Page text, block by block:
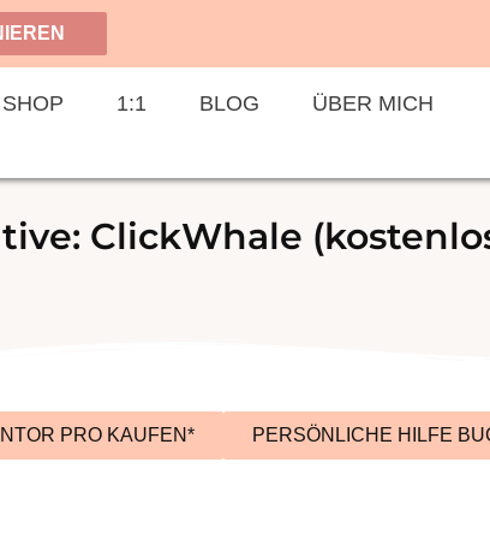
SHOP 1:1 BLOG ÜBER MICH
ClickWhale
PRO KAUFEN* PERSÖNLICHE HILFE